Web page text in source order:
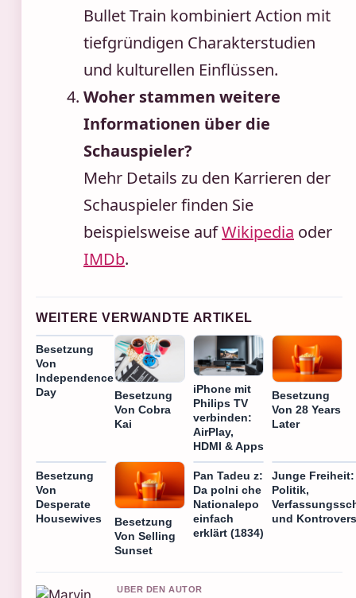
Bullet Train kombiniert Action mit
tiefgründigen Charakterstudien
und kulturellen Einflüssen.
Woher stammen weitere
Informationen über die
Schauspieler?
Mehr Details zu den Karrieren der
Schauspieler finden Sie
beispielsweise aufWikipedia oder
IMDb.
WEITERE VERWANDTE ARTIKEL
Besetzung
Von
Independence
Day
Besetzung
Von Cobra
Kai
iPhone mit
Philips TV
verbinden:
AirPlay,
HDMI & Apps
Besetzung
Von 28 Years
Later
Besetzung
Von
Desperate
Housewives
Besetzung
Von Selling
Sunset
Pan Tadeu z:
Da polni che
Nationalepo
einfach
erklärt (1834)
Junge Freiheit:
Politik,
und
UBER DEN AUTOR